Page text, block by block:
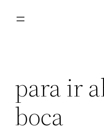
para ir
boca